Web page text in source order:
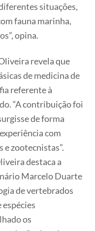
situações,
fauna marinha,
opina.
revela que
de medicina de
referente à
“A contribuição foi
de forma
com
zootecnistas”.
destaca a
Marcelo Duarte
de vertebrados
os